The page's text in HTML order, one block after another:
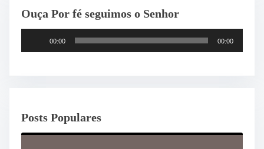
Ouça Por fé seguimos o Senhor
r
d
00:00 00:00
Posts Populares